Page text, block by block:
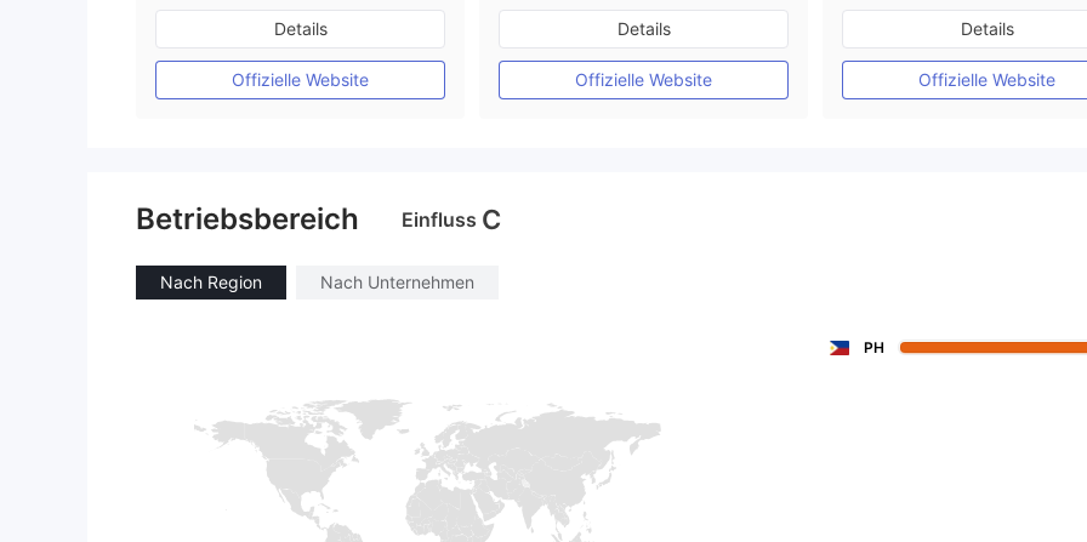
AustralienRegulierung
Market Making (MM)
MT4-Volllizenz
Details
Offizielle Website
AustralienRegulierung
Market Making (MM)
Selbstforschung
Details
Offizielle Website
AustralienRegulierung
Market Making (MM)
MT4-Volllizenz
Details
Offizielle Website
Betriebsbereich Einfluss C
Nach Region Nach Unternehmen
PH